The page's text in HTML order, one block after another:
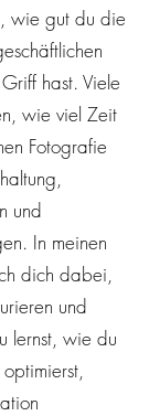
wie gut du die
hast. Viele
wie viel Zeit
Fotografie
und
In meinen
dich dabei,
und
lernst, wie du